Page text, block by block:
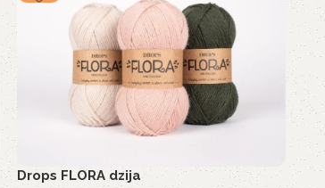
Drops FLORA dzija